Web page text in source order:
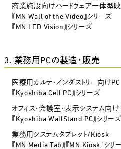
商業施設向けハードウェア一体型
『MN Wall of the Video』シリーズ
『MN LED Vision』シリーズ
3. 業務用PCの製造・販売
医療用カルテ・インダストリー向けPC
『Kyoshiba Cell PC』シリーズ
オフィス・会議室・表示システム向
『Kyoshiba WallStand PC』シリーズ
業務用システムタブレット/Kiosk
『MN Media Tab』『MN Kiosk』シリ